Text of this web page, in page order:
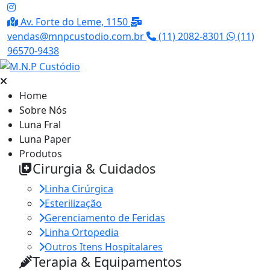
Av. Forte do Leme, 1150
vendas@mnpcustodio.com.br
(11) 2082-8301
(11)
96570-9438
Home
Sobre Nós
Luna Fral
Luna Paper
Produtos
Cirurgia & Cuidados
Linha Cirúrgica
Esterilização
Gerenciamento de Feridas
Linha Ortopedia
Outros Itens Hospitalares
Terapia & Equipamentos